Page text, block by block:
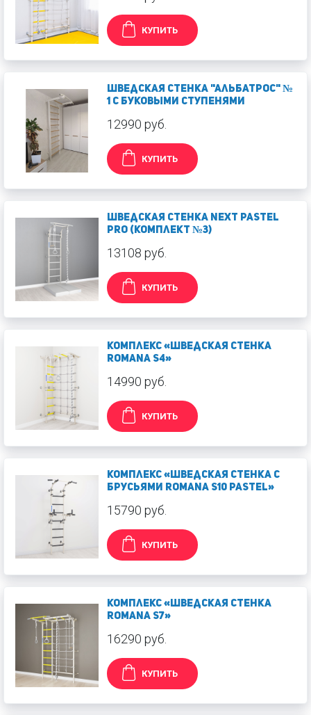
КУПИТЬ
Шведская стенка "Альбатрос" №
1 c буковыми ступенями
12990 руб.
КУПИТЬ
Шведская стенка Next Pastel
PRO (Комплект №3)
13108 руб.
КУПИТЬ
Комплекс «Шведская стенка
ROMANA S4»
14990 руб.
КУПИТЬ
Комплекс «Шведская стенка с
брусьями ROMANA S10 Pastel»
15790 руб.
КУПИТЬ
Комплекс «Шведская стенка
ROMANA S7»
16290 руб.
КУПИТЬ